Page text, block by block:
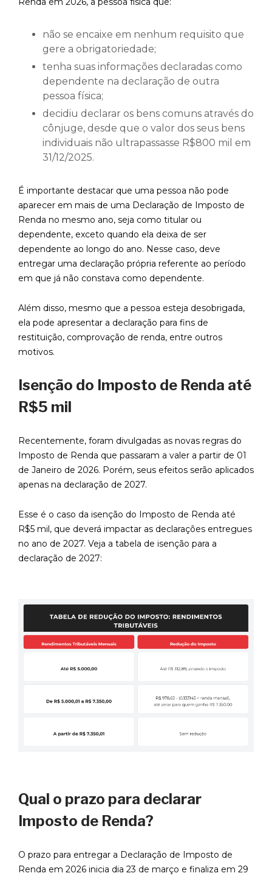
não se encaixe em nenhum requisito que
gere a obrigatoriedade;
tenha suas informações declaradas como
dependente na declaração de outra
pessoa física;
decidiu declarar os bens comuns através do
cônjuge, desde que o valor dos seus bens
individuais não ultrapassasse R$800 mil em
31/12/2025.
É importante destacar que uma pessoa não pode
aparecer em mais de uma Declaração de Imposto de
Renda no mesmo ano, seja como titular ou
dependente, exceto quando ela deixa de ser
dependente ao longo do ano. Nesse caso, deve
entregar uma declaração própria referente ao período
em que já não constava como dependente.
Além disso, mesmo que a pessoa esteja desobrigada,
ela pode apresentar a declaração para fins de
restituição, comprovação de renda, entre outros
motivos.
Isenção do Imposto de Renda até
R$5 mil
Recentemente, foram divulgadas as novas regras do
Imposto de Renda que passaram a valer a partir de 01
de Janeiro de 2026. Porém, seus efeitos serão aplicados
apenas na declaração de 2027.
Esse é o caso da isenção do Imposto de Renda até
R$5 mil, que deverá impactar as declarações entregues
no ano de 2027. Veja a tabela de isenção para a
declaração de 2027:
Qual o prazo para declarar
Imposto de Renda?
O prazo para entregar a Declaração de Imposto de
Renda em 2026 inicia dia 23 de março e finaliza em 29